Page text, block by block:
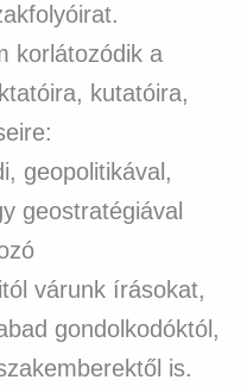
korlátozódik a
kutatóira,
geopolitikával,
geostratégiával
várunk írásokat,
gondolkodóktól,
is.